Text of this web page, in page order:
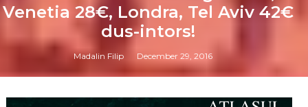
Venetia 28€, Londra, Tel Aviv 42€
dus-intors!
Madalin Filip December 29, 2016